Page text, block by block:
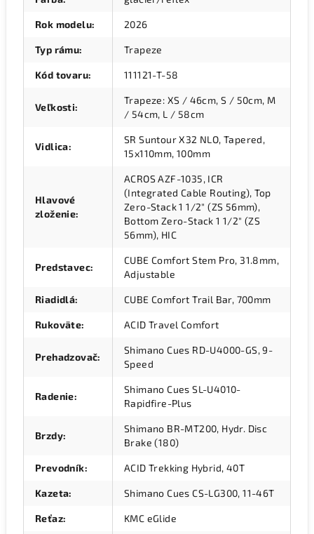
Rok modelu: 2026
Typ rámu: Trapeze
Kód tovaru: 111121-T-58
Veľkosti:
Trapeze: XS / 46cm, S / 50cm, M
/ 54cm, L / 58cm
Vidlica:
SR Suntour X32 NLO, Tapered,
15x110mm, 100mm
Hlavové
zloženie:
ACROS AZF-1035, ICR
(Integrated Cable Routing), Top
Zero-Stack 1 1/2" (ZS 56mm),
Bottom Zero-Stack 1 1/2" (ZS
56mm), HIC
Predstavec:
CUBE Comfort Stem Pro, 31.8mm,
Adjustable
Riadidlá: CUBE Comfort Trail Bar, 700mm
Rukoväte: ACID Travel Comfort
Prehadzovač:
Shimano Cues RD-U4000-GS, 9-
Speed
Radenie:
Shimano Cues SL-U4010-
Rapidfire-Plus
Brzdy:
Shimano BR-MT200, Hydr. Disc
Brake (180)
Prevodník: ACID Trekking Hybrid, 40T
Kazeta: Shimano Cues CS-LG300, 11-46T
Reťaz: KMC eGlide